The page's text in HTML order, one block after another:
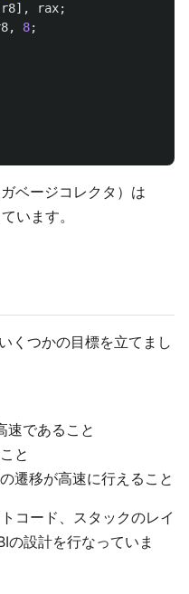
r8], rax;
, 8;
ベージコレクタ）は
います。
くつかの目標を立てまし
速であること
と
遷移が高速に行えること
コード、スタックのレイ
の設計を行なっていま